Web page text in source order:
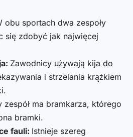
obu sportach dwa zespoły
się zdobyć jak najwięcej
Zawodnicy używają kija do
i strzelania krążkiem
zespół ma bramkarza, którego
bramki.
fauli: Istnieje szereg